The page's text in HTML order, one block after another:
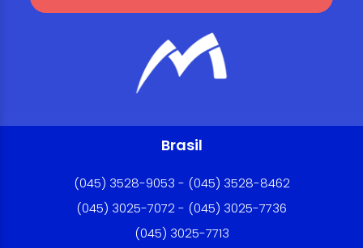
Brasil
(045) 3528-9053 - (045) 3528-8462
(045) 3025-7072 - (045) 3025-7736
(045) 3025-7713